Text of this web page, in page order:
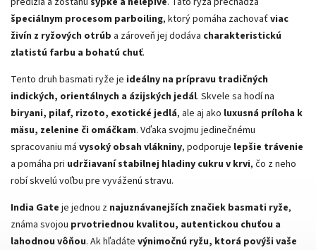
špeciálnym procesom parboiling, ktorý pomáha zachovať viac
živín z ryžových otrúb a zároveň jej dodáva charakteristickú
zlatistú farbu a bohatú chuť.
Tento druh basmati ryže je ideálny na prípravu tradičných
indických, orientálnych a ázijských jedál. Skvele sa hodí na
biryani, pilaf, rizoto, exotické jedlá, ale aj ako luxusná príloha k
mäsu, zelenine či omáčkam. Vďaka svojmu jedinečnému
spracovaniu má vysoký obsah vlákniny, podporuje lepšie trávenie
a pomáha pri udržiavaní stabilnej hladiny cukru v krvi, čo z neho
robí skvelú voľbu pre vyváženú stravu.
India Gate je jednou z najuznávanejších značiek basmati ryže,
známa svojou prvotriednou kvalitou, autentickou chuťou a
lahodnou vôňou. Ak hľadáte výnimočnú ryžu, ktorá povýši vaše